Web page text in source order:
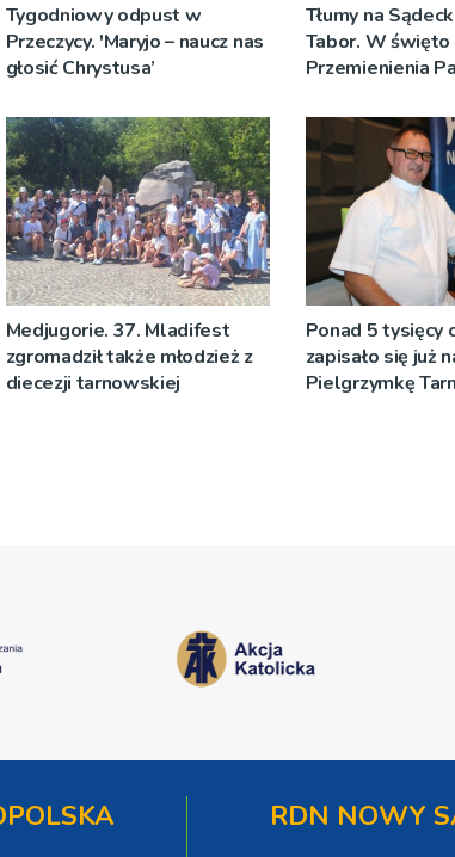
Tygodniowy odpust w
Przeczycy. 'Maryjo – naucz nas
głosić Chrystusa’
Tłumy na
Tabor. W święto
Przemienienia
Sakramentów
Medjugorie. 37. Mladifest
zgromadził także młodzież z
diecezji tarnowskiej
Ponad 5 tysięcy
zapisało się już
Pielgrzymkę
RDN NOWY